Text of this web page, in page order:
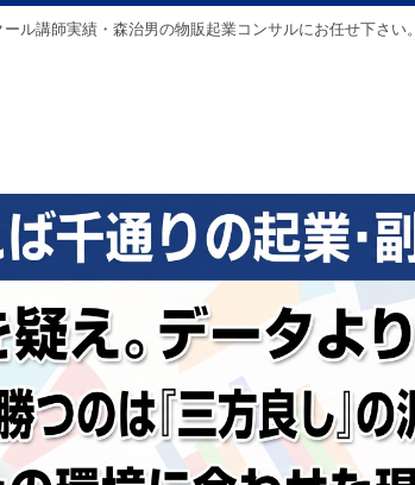
ル講師実績・森治男の物販起業コンサルにお任せ下さい。